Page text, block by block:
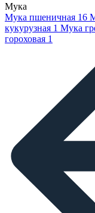
Мука
Мука пшеничная 16
кукурузная 1 Мука
гороховая 1